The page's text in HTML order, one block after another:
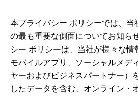
本プライバシー ポリシーでは、当
の最も重要な側面についてお知ら
シー ポリシーは、当社が様々な情
モバイルアプリ、ソーシャルメデ
ヤーおよびビジネスパートナー）
したデータを含む、オンライン・